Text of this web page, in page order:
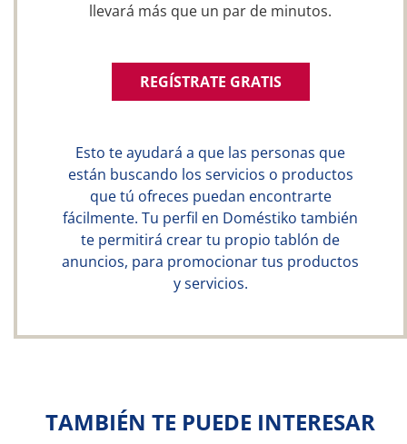
llevará más que un par de minutos.
REGÍSTRATE GRATIS
Esto te ayudará a que las personas que
están buscando los servicios o productos
que tú ofreces puedan encontrarte
fácilmente. Tu perfil en Doméstiko también
te permitirá crear tu propio tablón de
anuncios, para promocionar tus productos
y servicios.
TAMBIÉN TE PUEDE INTERESAR